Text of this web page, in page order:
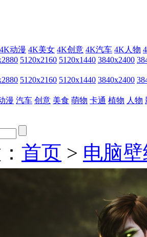
4K动漫 4K美女 4K创意 4K汽车 4K人物
5120x2160 5120x1440 3840x2400
5120x2160 5120x1440 3840x2400
漫 汽车 创意 美食 萌物 卡通 植物 人物
首页 > 电脑